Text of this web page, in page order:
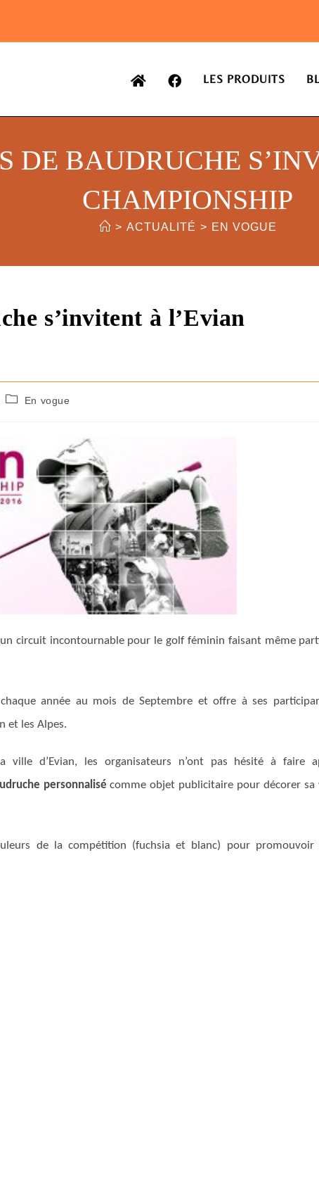
LES PRODUITS
DE BAUDRUCHE
CHAMPIONSHIP
> ACTUALITÉ > EN VOGUE
s’invitent à l’Evian
En vogue
circuit incontournable pour le golf féminin faisant même
année au mois de Septembre et offre à ses
et les Alpes.
ville d’Evian, les organisateurs n’ont pas hésité à faire
personnalisé comme objet publicitaire pour décorer sa
de la compétition (fuchsia et blanc) pour promouvoir